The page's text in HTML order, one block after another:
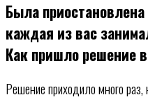
Была
каждая из вас
Как пришло решение
Решение приходило много